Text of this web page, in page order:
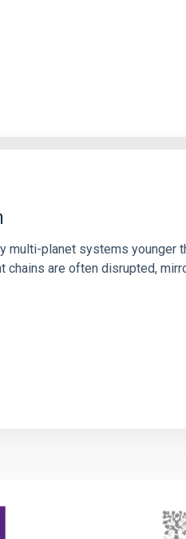
multi-planet systems younger
chains are often disrupted,